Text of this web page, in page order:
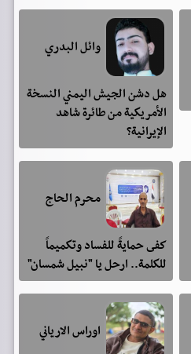
وائل البدري
هل دشن الجيش اليمني النسخة
الأمريكية من طائرة شاهد
الإيرانية؟
محرم الحاج
كفى حمايةً للفساد وتكميماً
للكلمة.. ارحل يا "نبيل شمسان"
اوراس الارياني